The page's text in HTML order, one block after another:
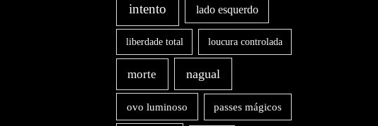
intento lado esquerdo
liberdade total loucura controlada
morte nagual
ovo luminoso passes mágicos